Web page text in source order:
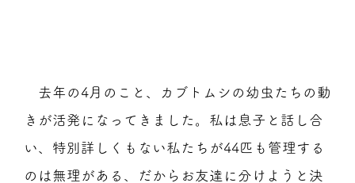
去年の4月のこと、カブトムシの幼虫たちの動
きが活発になってきました。私は息子と話し合
い、特別詳しくもない私たちが44匹も管理する
のは無理がある、だからお友達に分けようと決